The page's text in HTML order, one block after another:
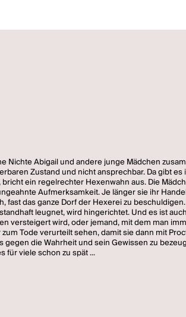
Nichte Abigail und andere junge Mädchen
Zustand und nicht ansprechbar. Da gibt
ein regelrechter Hexenwahn aus. Die
Aufmerksamkeit. Je länger sie ihr
das ganze Dorf der Hexerei zu
leugnet, wird hingerichtet. Und es ist
versteigert wird, oder jemand, mit dem man
Tode verurteilt sehen, damit sie dann mit
die Wahrheit und sein Gewissen zu
für viele schon zu spät ...